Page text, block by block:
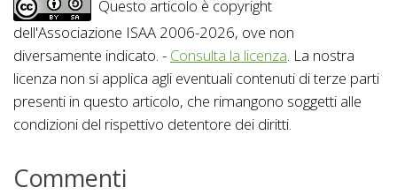
Questo articolo è copyright
dell'Associazione ISAA 2006-2026, ove non
diversamente indicato. - Consulta la licenza. La nostra
licenza non si applica agli eventuali contenuti di terze parti
presenti in questo articolo, che rimangono soggetti alle
condizioni del rispettivo detentore dei diritti.
Commenti